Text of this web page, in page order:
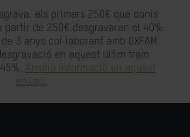
els primers 250€ que donis
partir de 250€ desgravaran el 40%.
3 anys col·laborant amb OXFAM
desgravació en aquest últim tram
Amplia informació en aquest
enllaç.